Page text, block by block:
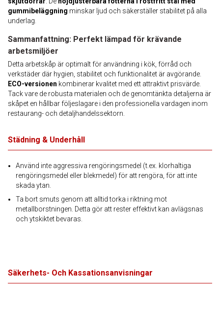
gummibeläggning minskar ljud och säkerställer stabilitet på alla
underlag.
Sammanfattning: Perfekt lämpad för krävande
arbetsmiljöer
Detta arbetskåp är optimalt för användning i kök, förråd och
verkstäder där hygien, stabilitet och funktionalitet är avgörande.
ECO-versionen kombinerar kvalitet med ett attraktivt prisvärde.
Tack vare de robusta materialen och de genomtänkta detaljerna är
skåpet en hållbar följeslagare i den professionella vardagen inom
restaurang- och detaljhandelssektorn.
Städning & Underhåll
Använd inte aggressiva rengöringsmedel (t.ex. klorhaltiga
rengöringsmedel eller blekmedel) för att rengöra, för att inte
skada ytan.
Ta bort smuts genom att alltid torka i riktning mot
metallborstningen. Detta gör att rester effektivt kan avlägsnas
och ytskiktet bevaras.
Säkerhets- Och Kassationsanvisningar